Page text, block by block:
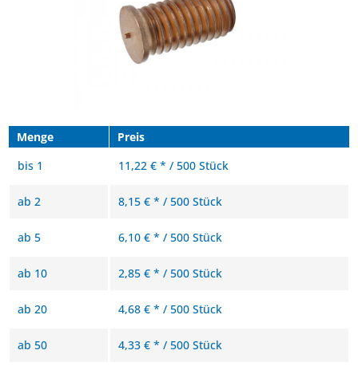
Menge
Preis
bis 1 11,22 € * / 500 Stück
ab 2 8,15 € * / 500 Stück
ab 5 6,10 € * / 500 Stück
ab 10 2,85 € * / 500 Stück
ab 20 4,68 € * / 500 Stück
ab 50 4,33 € * / 500 Stück